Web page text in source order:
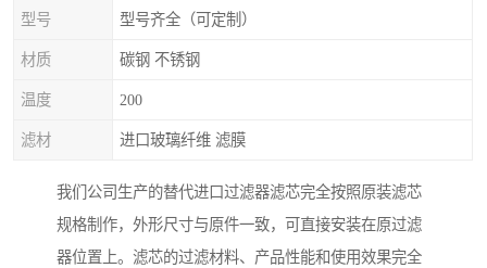
型号 型号齐全（可定制）
材质 碳钢 不锈钢
温度 200
滤材 进口玻璃纤维 滤膜
我们公司生产的替代进口过滤器滤芯完全按照原装滤芯
规格制作，外形尺寸与原件一致，可直接安装在原过滤
器位置上。滤芯的过滤材料、产品性能和使用效果完全